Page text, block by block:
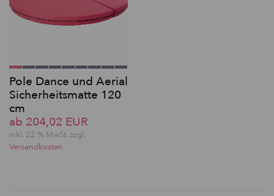
Pole Dance und Aerial
Sicherheitsmatte 120
cm
ab 204,02 EUR
inkl. 22 % MwSt. zzgl.
Versandkosten